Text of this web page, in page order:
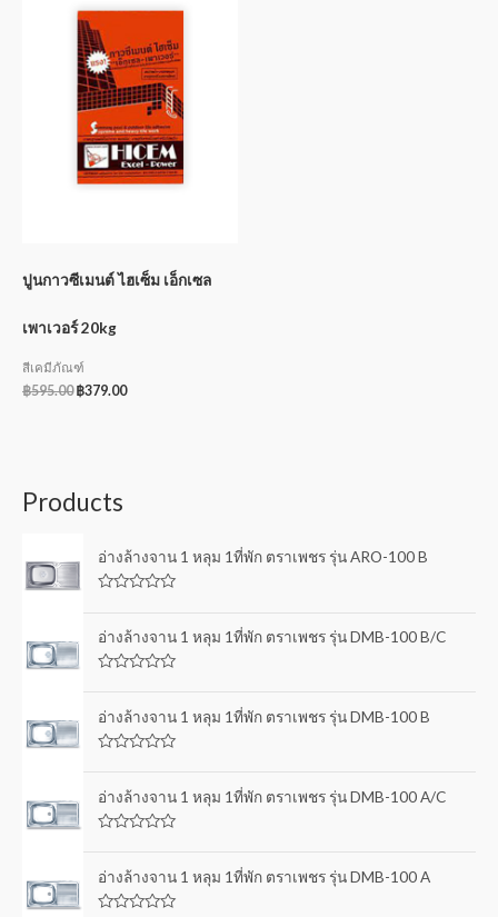
ปูนกาวซีเมนต์ ไฮเซ็ม เอ็กเซล
เพาเวอร์ 20kg
สีเคมีภัณฑ์
฿595.00 ฿379.00
Products
อ่างล้างจาน 1 หลุม 1ที่พัก ตราเพชร รุ่น ARO-100 B
t
e
d
t
o
f
อ่างล้างจาน 1 หลุม 1ที่พัก ตราเพชร รุ่น DMB-100 B/C
t
e
d
t
o
f
อ่างล้างจาน 1 หลุม 1ที่พัก ตราเพชร รุ่น DMB-100 B
t
e
d
t
o
f
อ่างล้างจาน 1 หลุม 1ที่พัก ตราเพชร รุ่น DMB-100 A/C
t
e
d
อ่างล้างจาน 1 หลุม 1ที่พัก ตราเพชร รุ่น DMB-100 A